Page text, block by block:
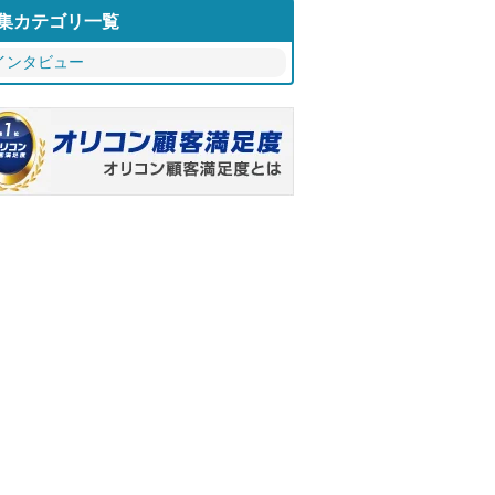
カテゴリ一覧
ンタビュー